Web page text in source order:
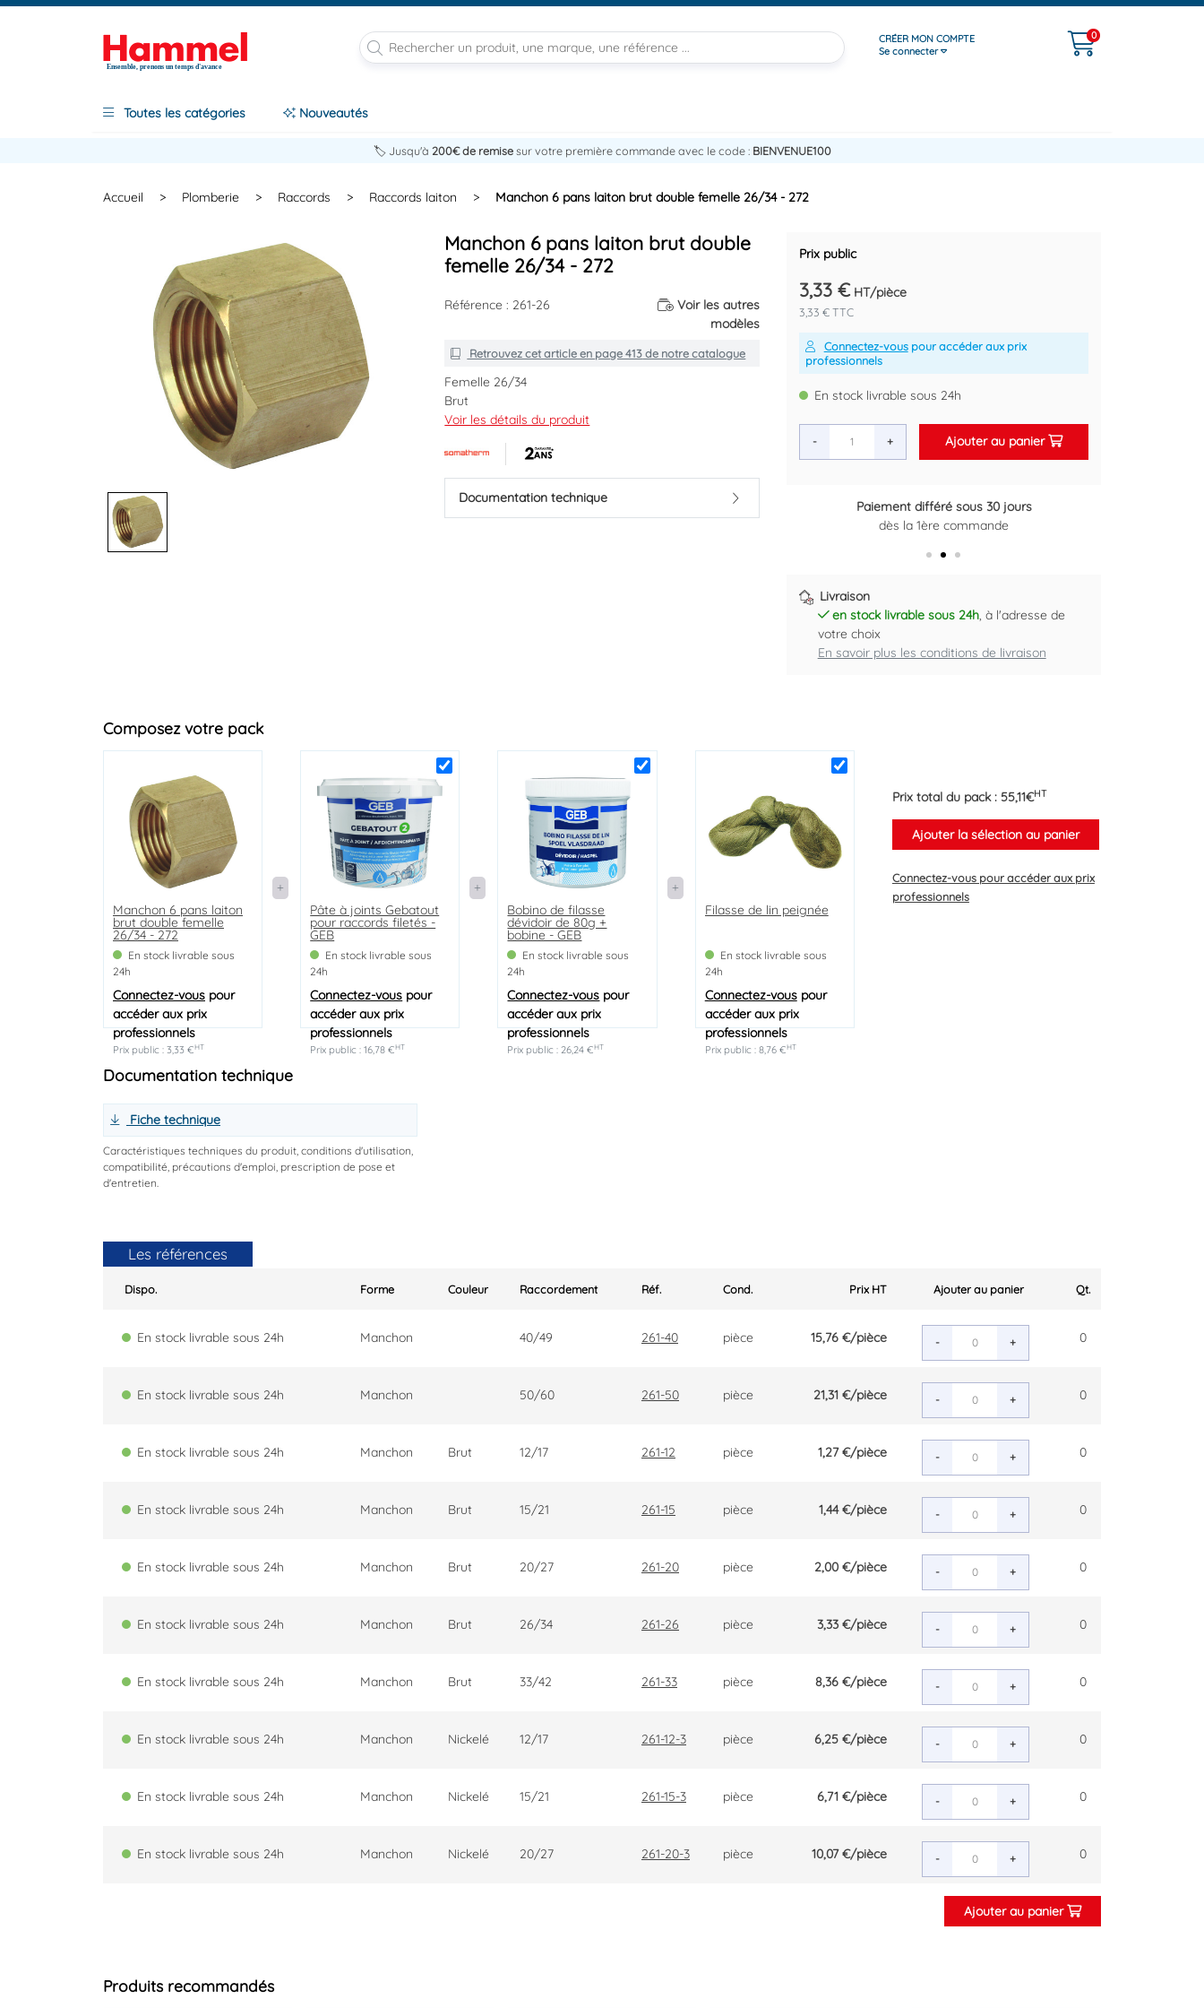
Ensemble, prenons un temps d'avance
CRÉER MON COMPTE
Se connecter
0
Toutes les catégories Nouveautés
🏷️ Jusqu'à 200€ de remisesur votre première commande avec le code : BIENVENUE100
Accueil > Plomberie > Raccords > Raccords laiton > Manchon 6 pans laiton brut double femelle 26/34 - 272
Manchon 6 pans laiton brut double
femelle 26/34 - 272
Référence : 261-26
Voir les autres
modèles
Retrouvez cet article en page 413de notre catalogue
Femelle 26/34
Brut
Marque : SOMATHERM
Code EAN : 3540733540017
Voir les détails du produit
Documentation technique
Prix public
3,33 €HT/pièce
3,33 € TTC
Connectez-vouspour accéder aux prix
professionnels
En stock livrable sous 24h
- + Ajouter au panier
Des prix justes et personnalisés
Paiement différé sous 30 jours
dès la 1ère commande
Livraison
en stock livrable sous 24h, à l'adresse de
votre choix
En savoir plus les conditions de livraison
Composez votre pack
Manchon 6 pans laiton
brut double femelle
26/34 - 272
En stock livrable sous
24h
Connectez-vous pour
accéder aux prix
professionnels
Prix public : 3,33 €HT
Pâte à joints Gebatout
pour raccords filetés -
GEB
En stock livrable sous
24h
Connectez-vous pour
accéder aux prix
professionnels
Prix public : 16,78 €HT
Bobino de filasse
dévidoir de 80g +
bobine - GEB
En stock livrable sous
24h
Connectez-vous pour
accéder aux prix
professionnels
Prix public : 26,24 €HT
Filasse de lin peignée
En stock livrable sous
24h
Connectez-vouspour
accéder aux prix
professionnels
Prix public : 8,76 €HT
Prix total du pack : 55,11€HT
Ajouter la sélection au panier
Connectez-vouspour accéder aux prix
professionnels
Documentation technique
Fiche technique
Caractéristiques techniques du produit, conditions d'utilisation,
compatibilité, précautions d'emploi, prescription de pose et
d'entretien.
Les références
Dispo. Forme Couleur Raccordement Réf. Cond. Prix HT Ajouter au panier Qt.
En stock livrable sous 24h Manchon 40/49 261-40 pièce 15,76 €/pièce - + 0
En stock livrable sous 24h Manchon 50/60 261-50 pièce 21,31 €/pièce - + 0
En stock livrable sous 24h Manchon Brut 12/17 261-12 pièce 1,27 €/pièce - + 0
En stock livrable sous 24h Manchon Brut 15/21 261-15 pièce 1,44 €/pièce - + 0
En stock livrable sous 24h Manchon Brut 20/27 261-20 pièce 2,00 €/pièce - + 0
En stock livrable sous 24h Manchon Brut 26/34 261-26 pièce 3,33 €/pièce - + 0
En stock livrable sous 24h Manchon Brut 33/42 261-33 pièce 8,36 €/pièce - + 0
En stock livrable sous 24h Manchon Nickelé 12/17 261-12-3 pièce 6,25 €/pièce - + 0
En stock livrable sous 24h Manchon Nickelé 15/21 261-15-3 pièce 6,71 €/pièce - + 0
En stock livrable sous 24h Manchon Nickelé 20/27 261-20-3 pièce 10,07 €/pièce - + 0
Ajouter au panier
Produits recommandés